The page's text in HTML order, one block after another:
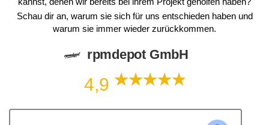
Schau dir an, warum sie sich für uns entschieden haben und
warum sie immer wieder zurückkommen.
rpmdepot GmbH
4,9